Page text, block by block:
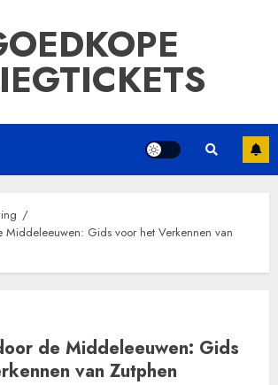
Gids voor het Verkennen van
de Middeleeuwen: Gids
van Zutphen